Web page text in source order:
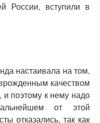
России, вступили в
настаивала на том,
качеством
и поэтому к нему надо
от этой
отказались, так как